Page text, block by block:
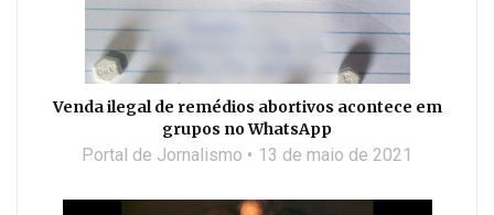
Venda ilegal de remédios abortivos acontece em
grupos no WhatsApp
Portal de Jornalismo 13 de maio de 2021